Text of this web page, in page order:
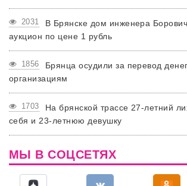
2031
В Брянске дом инженера
аукцион по цене 1 рубль
1856
Брянца осудили за перевод
организациям
1703
На брянской трассе 27-летний
себя и 23-летнюю девушку
МЫ В СОЦСЕТЯХ